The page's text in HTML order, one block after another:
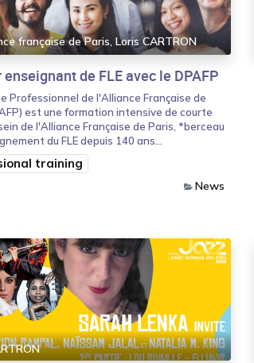
française de Paris, Loris CARTRON
enseignant de FLE avec le DPAFP
Professionnel de l'Alliance Française de
est une formation intensive de courte
de l'Alliance Française de Paris, *berceau
du FLE depuis 140 ans...
training
News